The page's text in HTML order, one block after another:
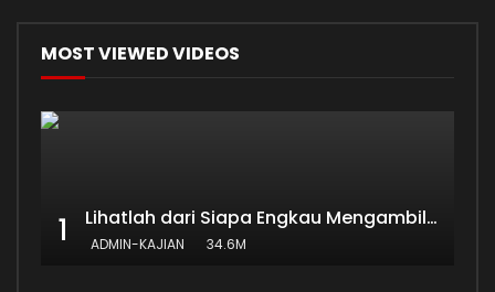
MOST VIEWED VIDEOS
1 Lihatlah dari Siapa Engkau Mengambil Ilmu
ADMIN-KAJIAN 34.6M